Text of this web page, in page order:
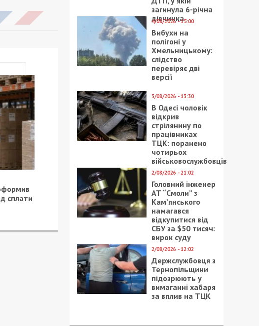
сплати
загинула 6-річна
дівчинка
4/08/2026 - 15:00
Вибухи на
полігоні у
Хмельницькому:
слідство
перевіряє дві
версії
3/08/2026 - 13:30
В Одесі чоловік
відкрив
стрілянину по
працівниках
ТЦК: поранено
чотирьох
військовослужбовців
2/08/2026 - 21:02
Головний інженер
АТ “Смоли” з
Кам’янського
намагався
відкупитися від
СБУ за $50 тисяч:
вирок суду
2/08/2026 - 12:02
Держслужбовця з
Тернопільщини
підозрюють у
вимаганні хабаря
за вплив на ТЦК